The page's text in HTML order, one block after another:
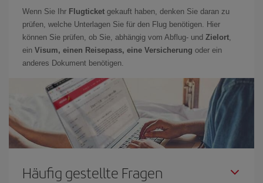
Wenn Sie Ihr Flugticket gekauft haben, denken Sie daran zu
prüfen, welche Unterlagen Sie für den Flug benötigen. Hier
können Sie prüfen, ob Sie, abhängig vom Abflug- und Zielort,
ein Visum, einen Reisepass, eine Versicherung oder ein
anderes Dokument benötigen.
Häufig gestellte Fragen